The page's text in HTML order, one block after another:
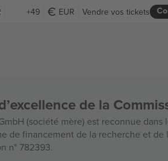
+49 EUR Vendre vos tickets
de la
(société mère) est reconnue dans
de financement de la recherche et de
n° 782393.